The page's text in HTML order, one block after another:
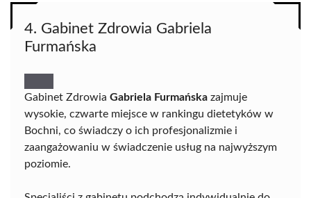
4. Gabinet Zdrowia Gabriela
Furmańska
Gabinet Zdrowia Gabriela Furmańska zajmuje
wysokie, czwarte miejsce w rankingu dietetyków w
Bochni, co świadczy o ich profesjonalizmie i
zaangażowaniu w świadczenie usług na najwyższym
poziomie.